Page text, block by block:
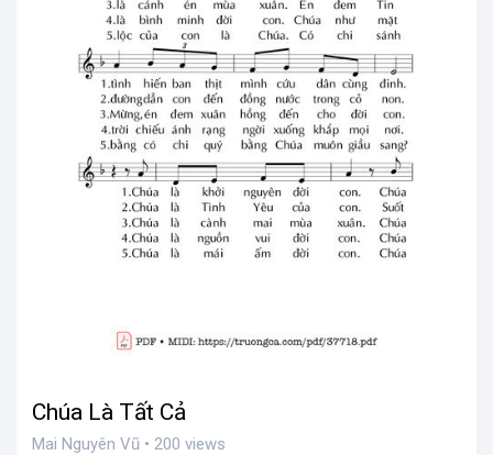
Chúa Là Tất Cả
Mai Nguyên Vũ • 200 views